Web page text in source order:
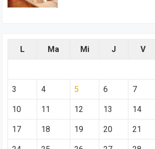
L Ma Mi J V
3 4 5 6 7
10 11 12 13 14
17 18 19 20 21